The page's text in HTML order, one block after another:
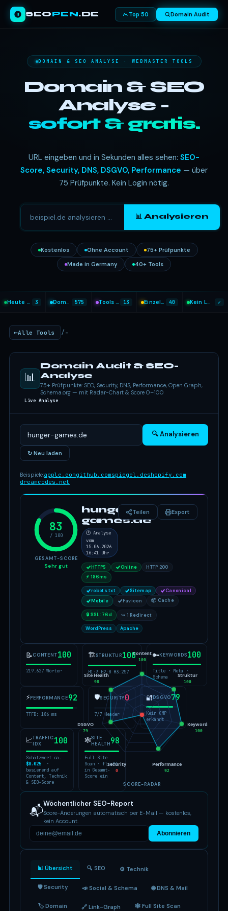
SEOPEN.DE Top 50 Domain Audit
DOMAIN & SEO ANALYSE · WEBMASTER TOOLS
Domain & SEO
Analyse -
sofort & gratis.
URL eingeben und in Sekunden alles sehen: SEO-
Score, Security, DNS, DSGVO, Performance — über
75 Prüfpunkte. Kein Login nötig.
📊 Analysieren
Kostenlos Ohne Account
75+ Prüfpunkte
Made in Germany
40+ Tools
Heute analysiert 3 Domains geprüft 575 Tools heute genutzt 13 Einzel-Tools 40 Kein Login nötig ✓
Alle Tools / -
📊
Domain Audit & SEO-
Analyse
75+ Prüfpunkte: SEO, Security, DNS, Performance, Open Graph,
Schema.org — mit Radar-Chart & Score 0–100
Live Analyse
🔍 Analysieren
↻ Neu laden
Beispiele:apple.comgithub.comspiegel.deshopify.com
dreamcodes.net
83
/ 100
GESAMT-SCORE
Sehr gut
hunger-
games.de
🕐 Analyse
vom
15.06.2026
16:41 Uhr
Teilen Export
HTTPS Online
HTTP 200
⚡ 186ms
robots.txt Sitemap
Canonical
Mobile
Favicon 📦 Cache
🔒 SSL: 76d ↪ 1 Redirect
WordPress Apache
📝CONTENT100
219.627 Wörter
🏗STRUKTUR100
H1:3 H2:0 H3:257
🔑KEYWORDS100
Title · Meta ·
Schema
⚡PERFORMANCE92
TTFB: 186 ms
🛡SECURITY0
7/7 Header
🔐DSGVO79
Kein CMP
erkannt
📈TRAFFIC
IDX
100
Schätzwert ca.
$8.025 ·
basierend auf
Content, Technik
& SEO-Score
🕸SITE
HEALTH98
Full Site
Scan · fließt
in Gesamt-
Score ein
Content
100
Struktur
100
Keywords
100
Performance
92
Security
0
DSGVO
79
Site Health
98
SCORE-RADAR
📬Wöchentlicher SEO-Report
Score-Änderungen automatisch per E-Mail — kostenlos,
kein Account.
Abonnieren
📊 Übersicht 🔍 SEO ⚙️ Technik
🛡 Security 📣 Social & Schema 🌐 DNS & Mail
🏷 Domain 🔗 Link-Graph 🕸 Full Site Scan